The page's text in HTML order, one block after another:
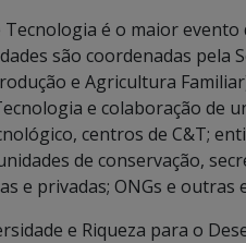
Tecnologia é o maior
são coordenadas pela
e Agricultura
e colaboração de
centros de C&T;
de conservação,
e privadas; ONGs e outras
e Riqueza para o